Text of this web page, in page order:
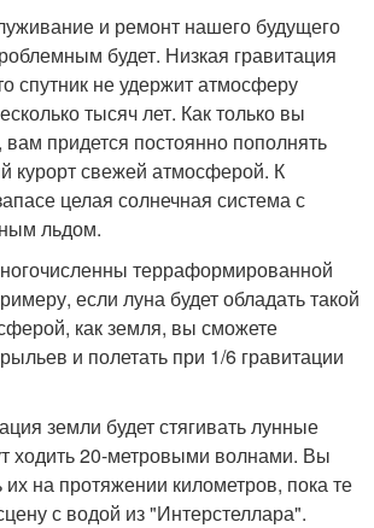
и ремонт нашего будущего
будет. Низкая гравитация
спутник не удержит атмосферу
тысяч лет. Как только вы
вам придется постоянно пополнять
курорт свежей атмосферой. К
целая солнечная система с
льдом.
терраформированной
если луна будет обладать такой
как земля, вы сможете
и полетать при 1/6 гравитации
земли будет стягивать лунные
ходить 20-метровыми волнами. Вы
на протяжении километров, пока те
с водой из "Интерстеллара".